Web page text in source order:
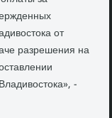
от
разрешения на
-